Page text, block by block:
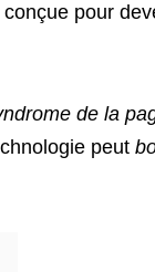
conçue pour
de la
peut